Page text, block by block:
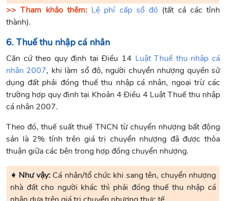
>> Tham khảo thêm: Lệ phí cấp sổ đỏ (tất cả các tỉnh
thành).
6. Thuế thu nhập cá nhân
Căn cứ theo quy định tại Điều 14 Luật Thuế thu nhập cá
nhân 2007, khi làm sổ đỏ, người chuyển nhượng quyền sử
dụng đất phải đóng thuế thu nhập cá nhân, ngoại trừ các
trường hợp quy định tại Khoản 4 Điều 4 Luật Thuế thu nhập
cá nhân 2007.
Theo đó, thuế suất thuế TNCN từ chuyển nhượng bất động
sản là 2% tính trên giá trị chuyển nhượng đã được thỏa
thuận giữa các bên trong hợp đồng chuyển nhượng.
➧ Như vậy:Cá nhân/tổ chức khi sang tên, chuyển nhượng
nhà đất cho người khác thì phải đóng thuế thu nhập cá